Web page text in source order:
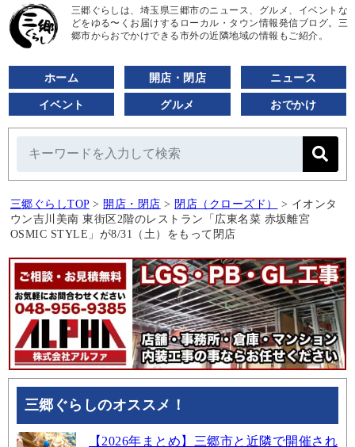
三郷ぐらしは、埼玉県三郷市のニュース、グルメ、イベントな
どをゆる〜くお届けするローカル・タウン情報発信ブログ。三
郷市からおでかけできる市外の近隣地域の情報もご紹介。
ホーム 開店・閉店 ニュース
イベント グルメ おでかけ
三郷ぐらしTOP > 開店・閉店 > 閉店（クローズド） > イオンタ
ウン吉川美南 東街区2階のレストラン「広東名菜 赤坂離宮
OSMIC STYLE」が8/31（土）をもって閉店
三郷ぐらしのオススメ！
【2026年まとめ】三郷市と近隣で開催され